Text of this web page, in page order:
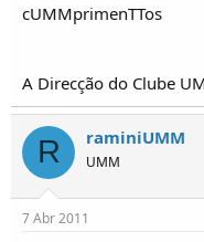
cUMMprimenTTos
A Direcção do Clube
R raminiUMM
UMM
7 Abr 2011